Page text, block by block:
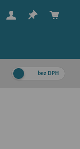
bez DPH